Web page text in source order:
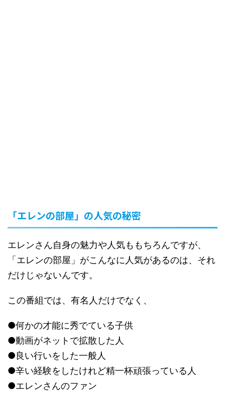
「エレンの部屋」の人気の秘密
エレンさん自身の魅力や人気ももちろんですが、
「エレンの部屋」がこんなに人気があるのは、それ
だけじゃないんです。
この番組では、有名人だけでなく、
●何かの才能に秀でている子供
●動画がネットで拡散した人
●良い行いをした一般人
●辛い経験をしたけれど精一杯頑張っている人
●エレンさんのファン